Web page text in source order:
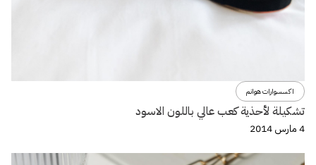
اكسسوارات هوانم
تشكيلة لأحذية كعب عالي باللون الاسود
4 مارس 2014